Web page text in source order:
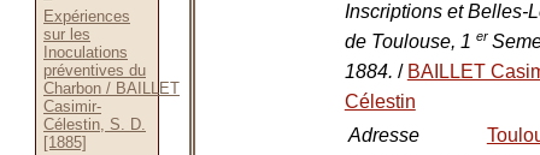
Expériences
sur les
Inoculations
préventives du
Charbon / BAILLET
Casimir-
Célestin, S. D.
[1885]
Inscriptions et Belles-
de Toulouse, 1 er
1884. / BAILLET
Célestin
Adresse